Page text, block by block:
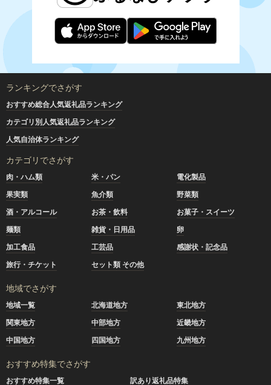
ランキングでさがす
おすすめ総合人気返礼品ランキング
カテゴリ別人気返礼品ランキング
人気自治体ランキング
カテゴリでさがす
肉・ハム類 米・パン
電化製品
果実類
魚介類
野菜類
酒・アルコール
お茶・飲料
お菓子・スイーツ
麺類
雑貨・日用品
卵
加工食品
工芸品
感謝状・記念品
旅行・チケット
セット類 その他
地域でさがす
地域一覧 北海道地方
東北地方
関東地方
中部地方
近畿地方
中国地方
四国地方 九州地方
おすすめ特集でさがす
おすすめ特集一覧
訳あり返礼品特集